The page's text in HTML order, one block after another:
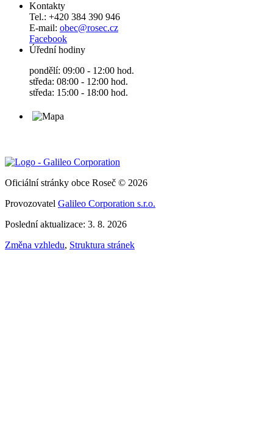
Kontakty
Tel.: +420 384 390 946
E-mail: obec@rosec.cz
Facebook
Úřední hodiny
pondělí: 09:00 - 12:00 hod.
středa: 08:00 - 12:00 hod.
středa: 15:00 - 18:00 hod.
Oficiální stránky obce Roseč © 2026
Provozovatel Galileo Corporation s.r.o.
Poslední aktualizace: 3. 8. 2026
Změna vzhledu, Struktura stránek